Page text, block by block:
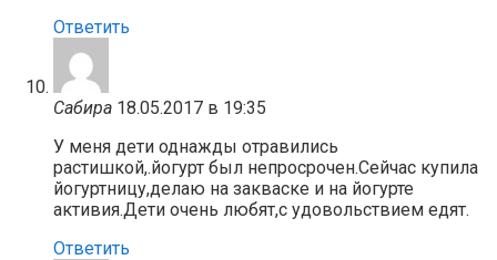
Ответить
Сабира 18.05.2017 в 19:35
У меня дети однажды отравились
растишкой,.йогурт был непросрочен.Сейчас купила
йогуртницу,делаю на закваске и на йогурте
активия.Дети очень любят,с удовольствием едят.
Ответить